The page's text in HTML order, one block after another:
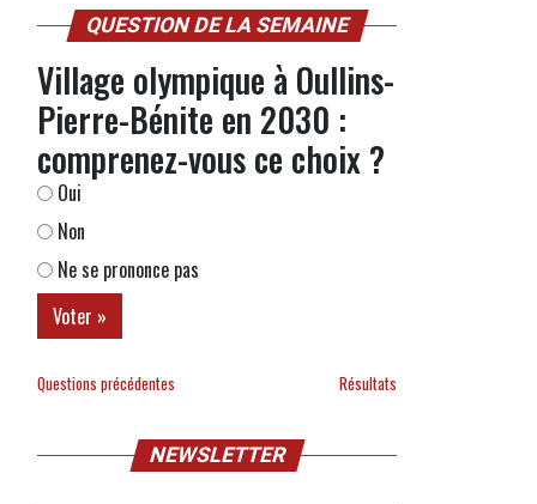
QUESTION DE LA SEMAINE
Village olympique à Oullins-
Pierre-Bénite en 2030 :
comprenez-vous ce choix ?
Oui
Non
Ne se prononce pas
Questions précédentes Résultats
NEWSLETTER